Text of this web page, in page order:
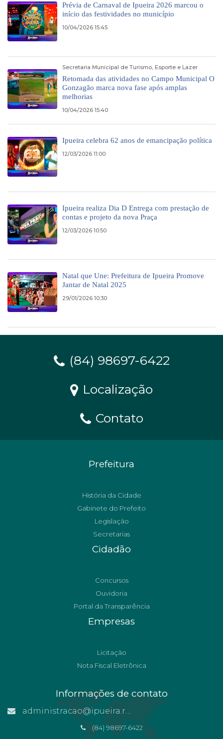
Prévia de Carnaval de Ipueira 2026 marcou o
início das festividades no município
10/04/2026 15:45
Secretaria Municipal de Turismo, Esporte e Lazer
Retomada das atividades no Campo Municipal O
Gonzagão marca nova fase após amplas
melhorias
10/04/2026 15:40
Ipueira celebra 62 anos de emancipação política
12/03/2026 11:00
Ipueira realiza Dia D Entrega com prestação de
contas e projeto da nova Praça
12/03/2026 10:50
Natal que Une: Prefeitura de Ipueira Promove
Jantar de Natal 2025
29/01/2026 10:30
(84) 98697-6422
Localização
Contato
Prefeitura
História da Cidade
Gabinete do Prefeito
Legislação
Secretarias
Cidadão
Concursos
Ouvidoria
Portal da Transparência
Empresas
Licitação
Nota Fiscal Eletrônica
Informações de contato
administracao@ipueira.rn.gov.br
(84) 98697-6422